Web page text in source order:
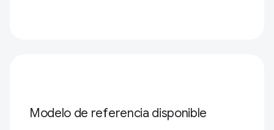
Modelo de referencia disponible